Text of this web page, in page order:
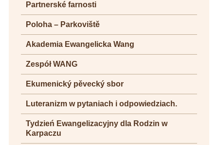
Partnerské farnosti
Poloha – Parkoviště
Akademia Ewangelicka Wang
Zespół WANG
Ekumenický pěvecký sbor
Luteranizm w pytaniach i odpowiedziach.
Tydzień Ewangelizacyjny dla Rodzin w
Karpaczu